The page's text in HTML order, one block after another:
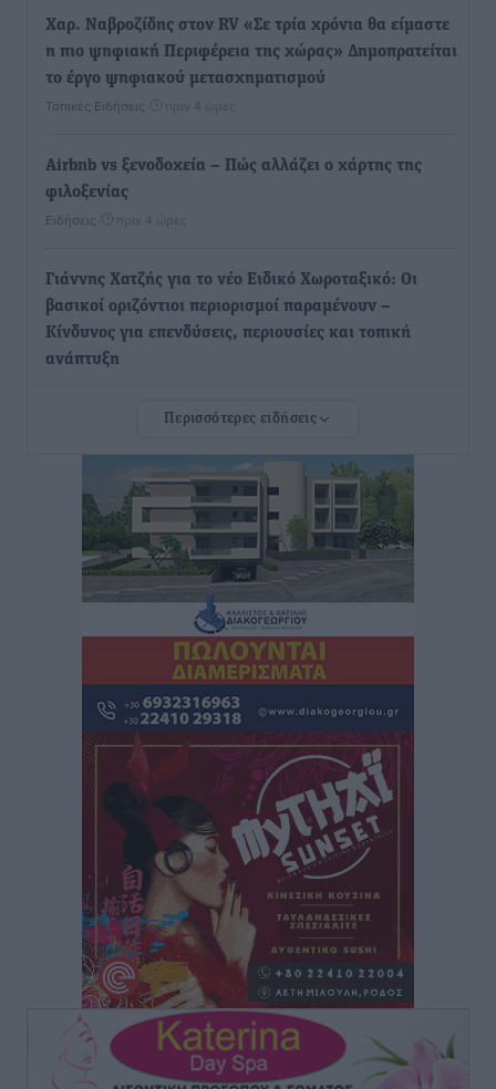
Χαρ. Ναβροζίδης στον RV «Σε τρία χρόνια θα είμαστε
η πιο ψηφιακή Περιφέρεια της χώρας» Δημοπρατείται
το έργο ψηφιακού μετασχηματισμού
Τοπικές Ειδήσεις πριν 4 ώρες
Airbnb vs ξενοδοχεία – Πώς αλλάζει ο χάρτης της
φιλοξενίας
Ειδήσεις πριν 4 ώρες
Γιάννης Χατζής για το νέο Ειδικό Χωροταξικό: Οι
βασικοί οριζόντιοι περιορισμοί παραμένουν –
Κίνδυνος για επενδύσεις, περιουσίες και τοπική
ανάπτυξη
δεν υπάρχουν περιθώρια εφησυχασμού
Ειδήσεις• πριν 4 ώρες
Στον Άγιο Νικόλαο Χάλκης ανοίγει ξανά το
ανανεωμένο εκκλησιαστικό μουσείο από τη Λέσχη
Τοπικές Ειδήσεις• πριν 4 ώρες
Ρόδος: «Βουλιάζει» από τουρίστες – Πάνω από 1 εκατ.
επιβάτες και 55 κρουαζιερόπλοια
Τοπικές Ειδήσεις πριν 4 ώρες
Γ’ Εθνική Κατηγορία: Οι ημερομηνίες των
αγωνιστικών της κανονικής περιόδου
πριν 9 ώρες
Συνελήφθησαν δύο άτομα στην Κάρπαθο για άγρα
πελατών
Τοπικές Ειδήσεις• πριν 10 ώρες
Χωρίς υποχρεωτική παρουσία μικρών στη 12άδα
Αθλητικά πριν 10 ώρες
Περισσότερες ειδήσεις